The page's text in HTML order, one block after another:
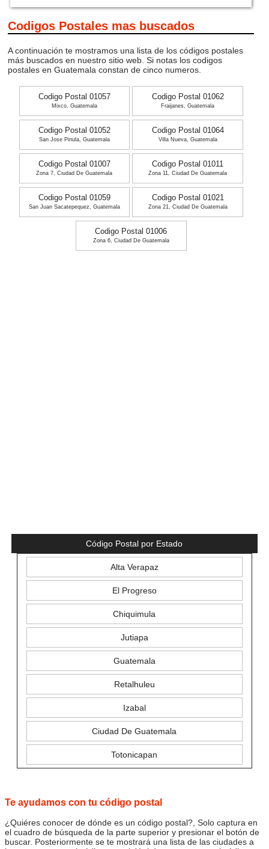
Codigos Postales mas buscados
A continuación te mostramos una lista de los códigos postales
más buscados en nuestro sitio web. Si notas los codigos
postales en Guatemala constan de cinco numeros.
Codigo Postal 01057
Mixco, Guatemala
Codigo Postal 01062
Fraijanes, Guatemala
Codigo Postal 01052
San Jose Pinula, Guatemala
Codigo Postal 01064
Villa Nueva, Guatemala
Codigo Postal 01007
Zona 7, Ciudad De Guatemala
Codigo Postal 01011
Zona 11, Ciudad De Guatemala
Codigo Postal 01059
San Juan Sacatepequez, Guatemala
Codigo Postal 01021
Zona 21, Ciudad De Guatemala
Codigo Postal 01006
Zona 6, Ciudad De Guatemala
Código Postal por Estado
Alta Verapaz
El Progreso
Chiquimula
Jutiapa
Guatemala
Retalhuleu
Izabal
Ciudad De Guatemala
Totonicapan
Te ayudamos con tu código postal
¿Quiéres conocer de dónde es un código postal?, Solo captura en
el cuadro de búsqueda de la parte superior y presionar el botón de
buscar. Posteriormente se te mostrará una lista de las ciudades a